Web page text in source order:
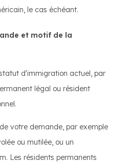
le cas échéant.
et motif de la
d'immigration actuel, par
légal ou résident
votre demande, par exemple
ou mutilée, ou un
Les résidents permanents